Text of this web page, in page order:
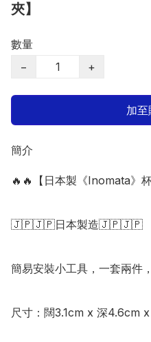
夾】
數量
−
+
加
簡介
🔥🔥【日本製《Inomata》杯
🇯🇵🇯🇵日本製造🇯🇵🇯🇵
簡易安裝小工具，一套兩件
尺寸：闊3.1cm x 深4.6cm